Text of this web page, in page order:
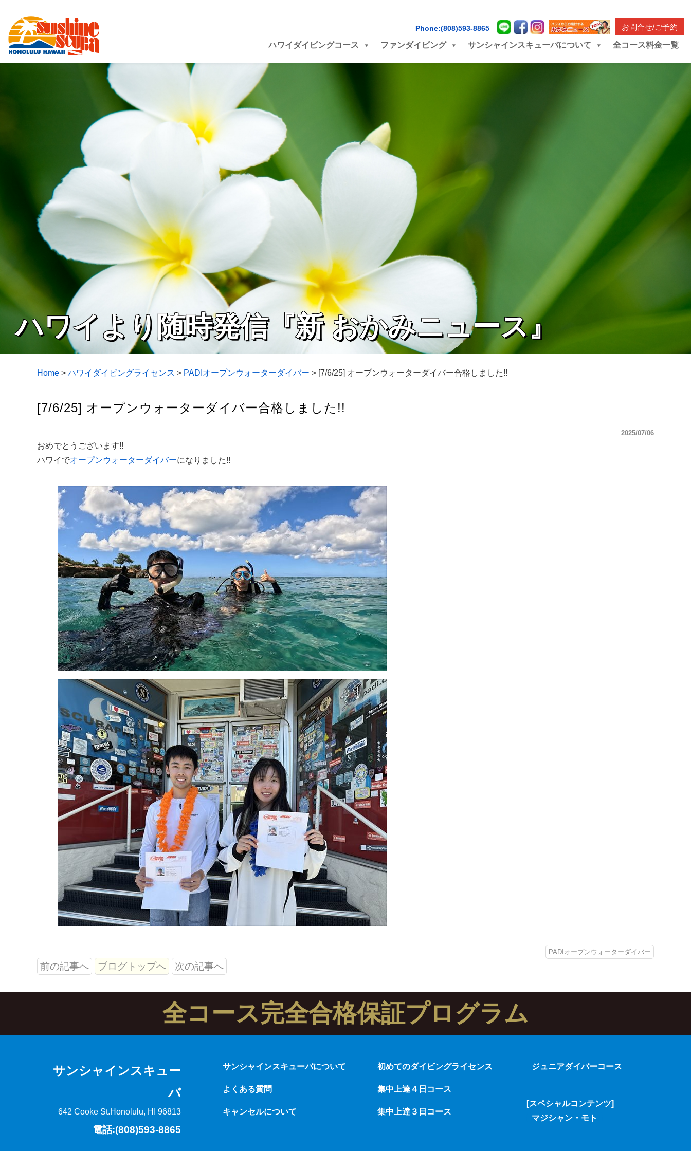
Phone:(808)593-8865 お問合せ/ご予約
ハワイダイビングコース ファンダイビング サンシャインスキューバについて 全コース料金一覧
ハワイより随時発信『新 おかみニュース』
Home > ハワイダイビングライセンス > PADIオープンウォーターダイバー > [7/6/25] オープンウォーターダイバー合格しました!!
[7/6/25] オープンウォーターダイバー合格しました!!
2025/07/06
おめでとうございます!!
ハワイでオープンウォーターダイバーになりました!!
PADIオープンウォーターダイバー
前の記事へ ブログトップへ 次の記事へ
全コース完全合格保証プログラム
サンシャインスキュー
バ
642 Cooke St.Honolulu, HI 96813
電話:(808)593-8865
サンシャインスキューバについて
よくある質問
キャンセルについて
初めてのダイビングライセンス
集中上達４日コース
集中上達３日コース
ジュニアダイバーコース
[スペシャルコンテンツ]
マジシャン・モト